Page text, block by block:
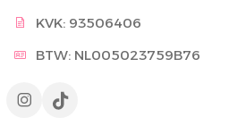
KVK: 93506406
BTW: NL005023759B76